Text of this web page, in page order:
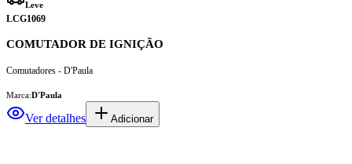
Leve
LCG1069
COMUTADOR DE IGNIÇÃO
Comutadores - D'Paula
Marca:D'Paula
Ver detalhes Adicionar